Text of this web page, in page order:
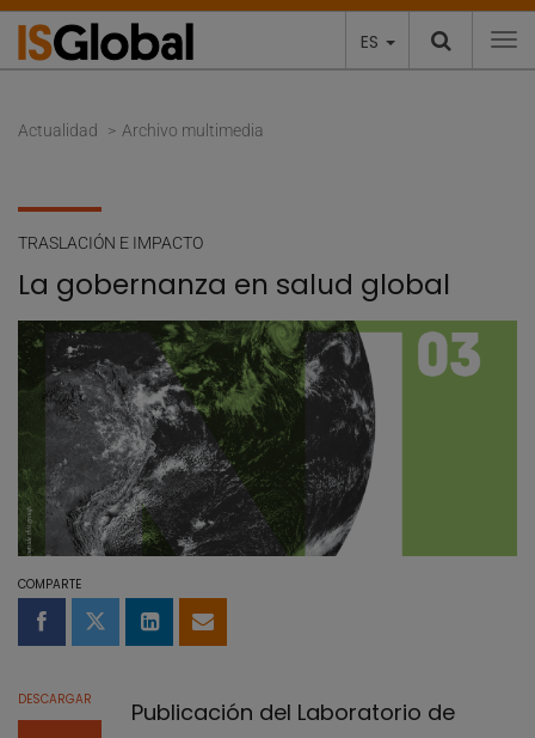
ES
Actualidad Archivo multimedia
TRASLACIÓN E IMPACTO
La gobernanza en salud global
COMPARTE
Compartir en Facebook
Compartir en Twitter
Compartir en LinkedIn
Compartir por email
DESCARGAR
Publicación del Laboratorio de